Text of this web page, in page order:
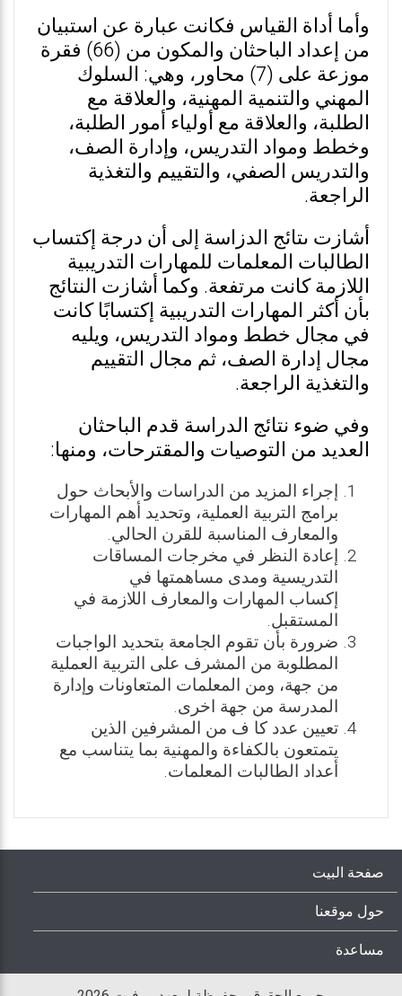
وأما أداة القياس فكانت عبارة عن استبيان
من إعداد الباحثان والمكون من (66) فقرة
موزعة على (7) محاور، وهي: السلوك
المهني والتنمية المهنية، والعلاقة مع
الطلبة، والعلاقة مع أولياء أمور الطلبة،
وخطط ومواد التدريس، وإدارة الصف،
والتدريس الصفي، والتقييم والتغذية
الراجعة.
أشازت ىتائج الدزاسة إلى أن درجة إكتساب
الطالبات المعلمات للمهارات التدريبية
اللازمة كانت مرتفعة. وكما أشازت النتائج
بأن أكثر المهارات التدريبية إكتسابًا كانت
في مجال خطط ومواد التدريس، ويليه
مجال إدارة الصف، ثم مجال التقييم
والتغذية الراجعة.
وفي ضوء نتائج الدراسة قدم الباحثان
العديد من التوصيات والمقترحات، ومنها:
إجراء المزيد من الدراسات والأبحاث حول
برامج التربية العملية، وتحديد أهم المهارات
والمعارف المناسبة للقرن الحالي.
إعادة النظر في مخرجات المساقات
التدريسية ومدى مساهمتها في
إكساب المهارات والمعارف اللازمة في
المستقبل.
ضرورة بأن تقوم الجامعة بتحديد الواجبات
المطلوبة من المشرف على التربية العملية
من جهة، ومن المعلمات المتعاونات وإدارة
المدرسة من جهة اخرى.
تعيين عدد كا ف من المشرفين الذين
يتمتعون بالكفاءة والمهنية بما يتناسب مع
أعداد الطالبات المعلمات.
صفحة البيت
حول موقعنا
مساعدة